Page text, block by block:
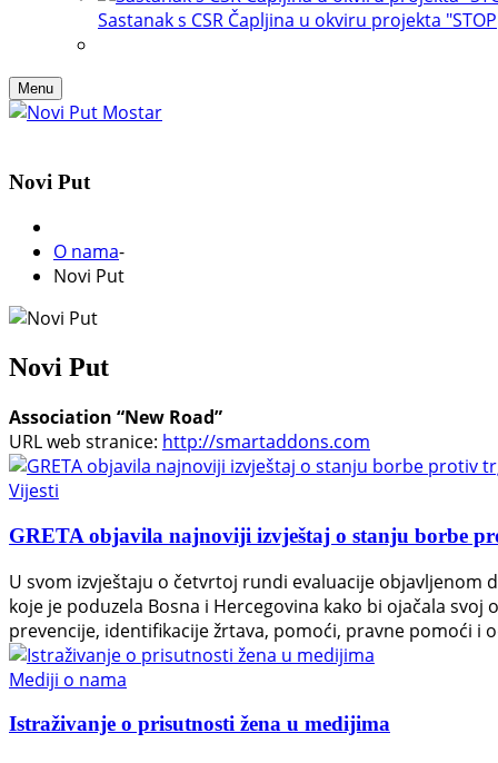
Sastanak s CSR Čapljina u okviru projekta "STOP
Menu
Novi Put
O nama-
Novi Put
Novi Put
Association “New Road”
URL web stranice: http://smartaddons.com
Vijesti
GRETA objavila najnoviji izvještaj o stanju borbe
U svom izvještaju o četvrtoj rundi evaluacije objavljenom
koje je poduzela Bosna i Hercegovina kako bi ojačala
prevencije, identifikacije žrtava, pomoći, pravne pomoći i
Mediji o nama
Istraživanje o prisutnosti žena u medijima